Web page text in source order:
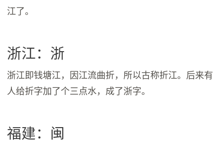
江了。
浙江：浙
浙江即钱塘江，因江流曲折，所以古称折江。后来有
人给折字加了个三点水，成了浙字。
福建：闽